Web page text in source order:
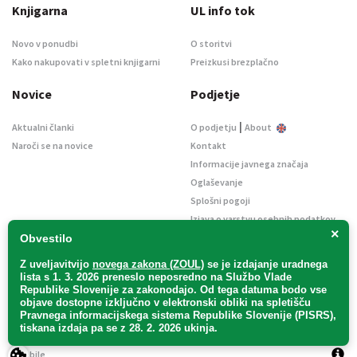
×
Obvestilo
Z uveljavitvijo novega zakona (ZOUL) se je izdajanje uradnega
lista s 1. 3. 2026 preneslo neposredno na Službo Vlade
Republike Slovenije za zakonodajo. Od tega datuma bodo vse
objave dostopne izključno v elektronski obliki na spletišču
Pravnega informacijskega sistema Republike Slovenije (PISRS),
tiskana izdaja pa se z 28. 2. 2026 ukinja.
Knjigarna
Novo v ponudbi
Kako nakupovati v spletni knjigarni
UL info tok
O storitvi
Preizkusi brezplačno
Novice
Aktualni članki
Naroči se na novice
Podjetje
O podjetju | About
Kontakt
Informacije javnega značaja
Oglaševanje
Splošni pogoji
Izjava o varstvu osebnih podatkov
Uradni list d. o. o. – v likvidaciji / Vse pravice pridržane.
2Mobile